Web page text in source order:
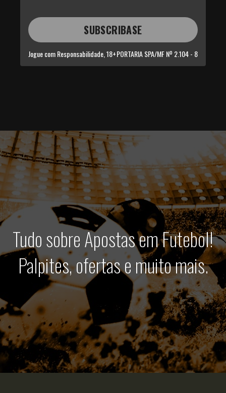
SUBSCRIBASE
Jogue com Responsabilidade, 18+PORTARIA SPA/MF Nº 2.104 - 8
Tudo sobre Apostas em Futebol!
Palpites, ofertas e muito mais.